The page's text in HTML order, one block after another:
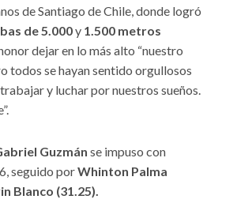
de Santiago de Chile, donde logró
de 5.000y 1.500 metros
dejar en lo más alto “nuestro
todos se hayan sentido orgullosos
y luchar por nuestros sueños.
Guzmán se impuso con
seguido porWhinton Palma
Blanco (31.25).